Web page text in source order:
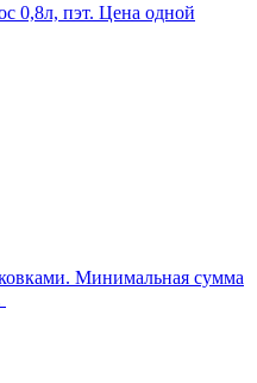
0,8л, пэт. Цена одной
Минимальная сумма